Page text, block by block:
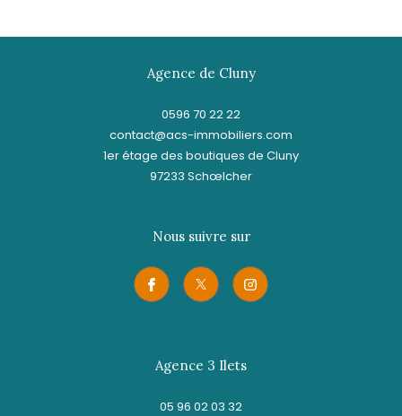
Agence de Cluny
0596 70 22 22
contact@acs-immobiliers.com
1er étage des boutiques de Cluny
97233
schœlcher
Nous suivre sur
Agence 3 Ilets
05 96 02 03 32